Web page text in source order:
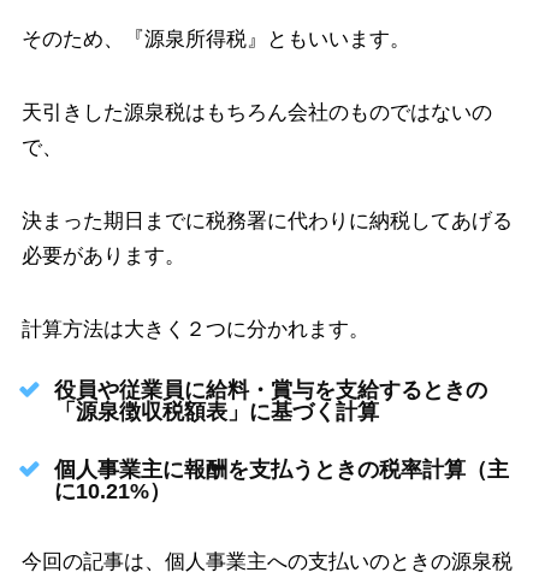
そのため、『源泉所得税』ともいいます。
天引きした源泉税はもちろん会社のものではないの
で、
決まった期日までに税務署に代わりに納税してあげる
必要があります。
計算方法は大きく２つに分かれます。
役員や従業員に給料・賞与を支給するときの
「源泉徴収税額表」に基づく計算
個人事業主に報酬を支払うときの税率計算（主
に10.21%）
今回の記事は、個人事業主への支払いのときの源泉税